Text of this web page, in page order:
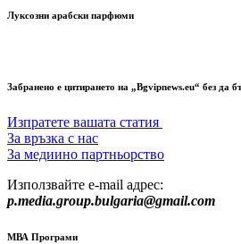
Луксозни арабски парфюми
Забранено е цитирането на „Bgvipnews.eu“ без да
Изпратете вашата статия
За връзка с нас
За медиино партньорство
Използвайте e-mail адрес:
p.media.group.bulgaria@gmail.com
МВА Програми